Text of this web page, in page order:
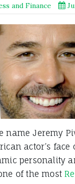
and Finance
name Jeremy
actor’s
personality
of the most